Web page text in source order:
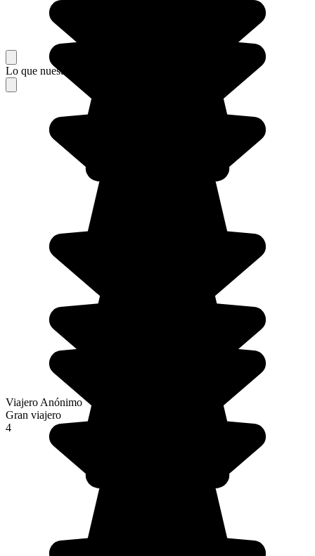
Lo que nuestros viajeros piensan de su estancia
Viajero Anónimo
Gran viajero
4